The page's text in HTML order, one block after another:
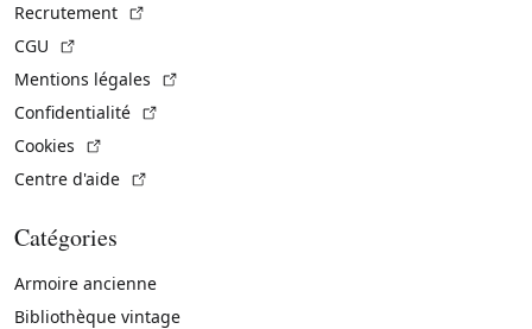
Recrutement
CGU
Mentions légales
Confidentialité
Cookies
Centre d'aide
Catégories
Armoire ancienne
Bibliothèque vintage